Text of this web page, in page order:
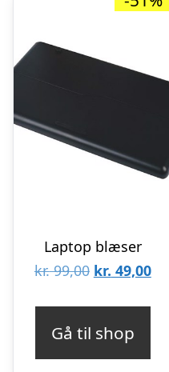
Laptop blæser
kr.99,00 Den
kr. 49,00Den
Gå til shop